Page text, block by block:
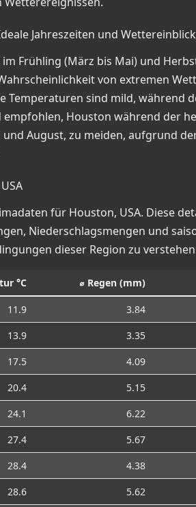
Jahreszeiten und
Frühling (März bis Mai) und
von extremen
Temperaturen sind mild, während
Houston während der
August, zu meiden, aufgrund
für Houston, USA. Diese
Niederschlagsmengen und
dieser Region zu
°C ⌀ Regen (mm)
11.9 3.84
13.9 3.35
17.5 4.09
20.4 5.15
24.1 6.22
27.4 5.67
28.4 4.38
28.6 5.62